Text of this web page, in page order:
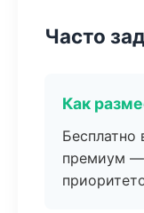
Часто
Как
Бесплатно
премиум —